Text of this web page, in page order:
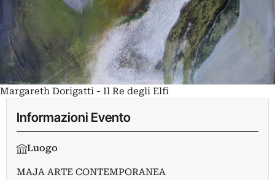
Margareth Dorigatti - Il Re degli Elfi
Informazioni Evento
Luogo
MAJA ARTE CONTEMPORANEA